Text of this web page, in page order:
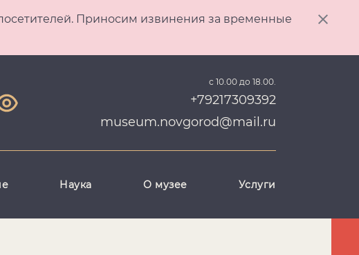
Приносим извинения за временные
с 10.00 до 18.00.
+79217309392
museum.novgorod@mail.ru
Наука О музее Услуги